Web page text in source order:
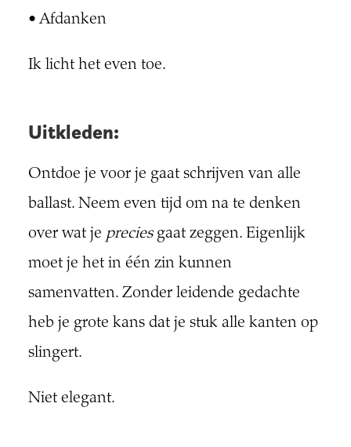
• Afdanken
Ik licht het even toe.
Uitkleden:
Ontdoe je voor je gaat schrijven van alle
ballast. Neem even tijd om na te denken
over wat je preciesgaat zeggen. Eigenlijk
moet je het in één zin kunnen
samenvatten. Zonder leidende gedachte
heb je grote kans dat je stuk alle kanten op
slingert.
Niet elegant.